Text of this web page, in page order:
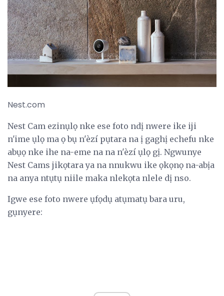
Nest.com
Nest Cam ezinụlọ nke ese foto ndị nwere ike iji
n'ime ụlọ ma ọ bụ n'èzí pụtara na ị gaghị echefu nke
abụọ nke ihe na-eme na na n'èzí ụlọ gị. Ngwunye
Nest Cams jikọtara ya na nnukwu ike ọkọnọ na-abịa
na anya ntụtụ niile maka nlekọta nlele dị nso.
Igwe ese foto nwere ụfọdụ atụmatụ bara uru,
gụnyere: